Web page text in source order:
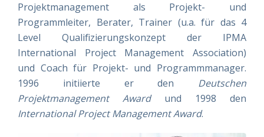
Projektmanagement als Projekt- und
Programmleiter, Berater, Trainer (u.a. für das 4
Level Qualifizierungskonzept der IPMA
International Project Management Association)
und Coach für Projekt- und Programmmanager.
1996 initiierte er den Deutschen
Projektmanagement Awardund 1998 den
International Project Management Award.